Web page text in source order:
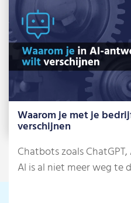
Waarom je met je
verschijnen
Chatbots zoals
AI is al niet meer weg te